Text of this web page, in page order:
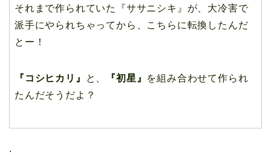
それまで作られていた『ササニシキ』が、大冷害で
派手にやられちゃってから、こちらに転換したんだ
とー！
『コシヒカリ』 と、 『初星』 を組み合わせて作られ
たんだそうだよ？
.